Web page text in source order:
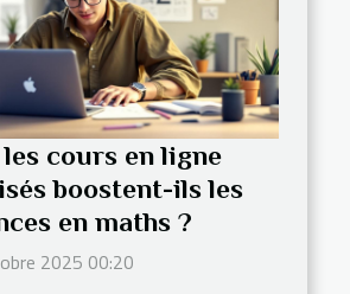
cours en ligne
boostent-ils les
en maths ?
2025 00:20